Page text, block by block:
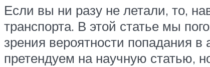
Если вы ни разу не летали, то,
транспорта. В этой статье мы
зрения вероятности попадания
претендуем на научную статью,